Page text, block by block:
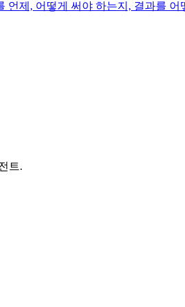
언제, 어떻게 써야 하는지, 결과를
트.